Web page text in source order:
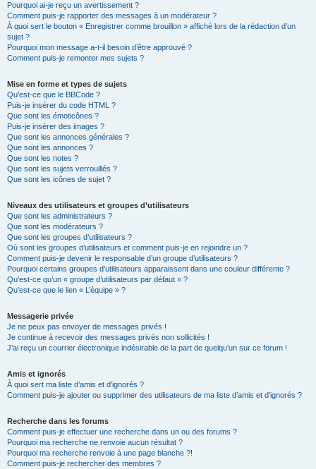
Pourquoi ai-je reçu un avertissement ?
Comment puis-je rapporter des messages à un modérateur ?
À quoi sert le bouton « Enregistrer comme brouillon » affiché lors de la rédaction d’un
sujet ?
Pourquoi mon message a-t-il besoin d’être approuvé ?
Comment puis-je remonter mes sujets ?
Mise en forme et types de sujets
Qu’est-ce que le BBCode ?
Puis-je insérer du code HTML ?
Que sont les émoticônes ?
Puis-je insérer des images ?
Que sont les annonces générales ?
Que sont les annonces ?
Que sont les notes ?
Que sont les sujets verrouillés ?
Que sont les icônes de sujet ?
Niveaux des utilisateurs et groupes d’utilisateurs
Que sont les administrateurs ?
Que sont les modérateurs ?
Que sont les groupes d’utilisateurs ?
Où sont les groupes d’utilisateurs et comment puis-je en rejoindre un ?
Comment puis-je devenir le responsable d’un groupe d’utilisateurs ?
Pourquoi certains groupes d’utilisateurs apparaissent dans une couleur différente ?
Qu’est-ce qu’un « groupe d’utilisateurs par défaut » ?
Qu’est-ce que le lien « L’équipe » ?
Messagerie privée
Je ne peux pas envoyer de messages privés !
Je continue à recevoir des messages privés non sollicités !
J’ai reçu un courrier électronique indésirable de la part de quelqu’un sur ce forum !
Amis et ignorés
À quoi sert ma liste d’amis et d’ignorés ?
Comment puis-je ajouter ou supprimer des utilisateurs de ma liste d’amis et d’ignorés ?
Recherche dans les forums
Comment puis-je effectuer une recherche dans un ou des forums ?
Pourquoi ma recherche ne renvoie aucun résultat ?
Pourquoi ma recherche renvoie à une page blanche ?!
Comment puis-je rechercher des membres ?